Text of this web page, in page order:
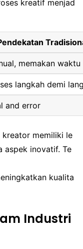
kreatif menjad
memakan waktu
langkah demi
and error
memiliki le
aspek inovatif. Te
kualita
Industri